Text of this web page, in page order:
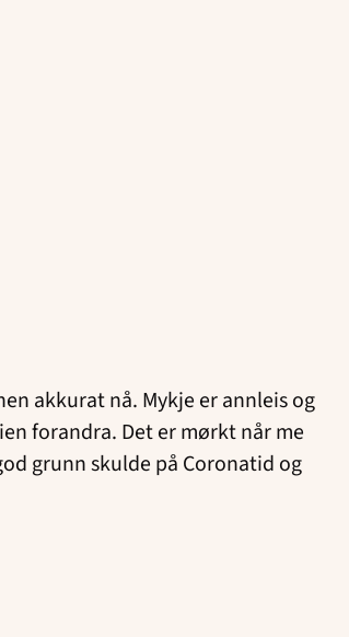
akkurat nå. Mykje er annleis og
forandra. Det er mørkt når me
grunn skulde på Coronatid og